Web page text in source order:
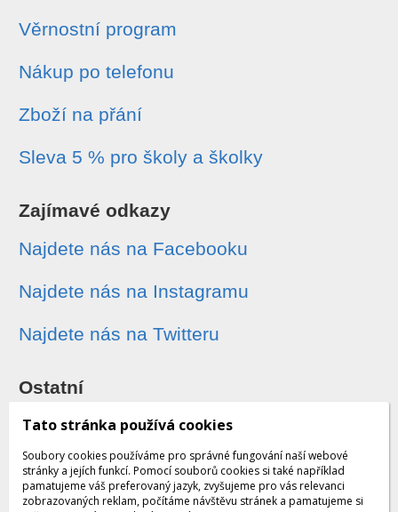
Věrnostní program
Nákup po telefonu
Zboží na přání
Sleva 5 % pro školy a školky
Zajímavé odkazy
Najdete nás na Facebooku
Najdete nás na Instagramu
Najdete nás na Twitteru
Ostatní
Sledování zásilek
Dárkové poukazy
Tato stránka používá cookies
Soubory cookies používáme pro správné fungování naší webové
stránky a jejích funkcí. Pomocí souborů cookies si také například
pamatujeme váš preferovaný jazyk, zvyšujeme pro vás relevanci
zobrazovaných reklam, počítáme návštěvu stránek a pamatujeme si